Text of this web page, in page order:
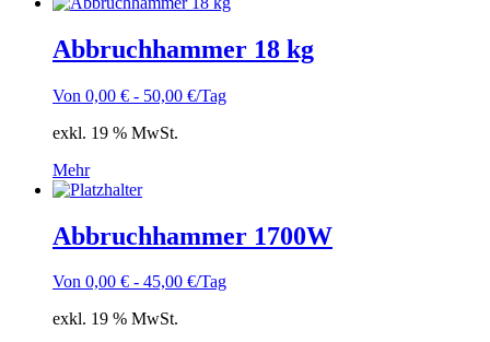
Abbruchhammer 18 kg
Von 0,00 € - 50,00 €/Tag
exkl. 19 % MwSt.
Mehr
Abbruchhammer 1700W
Von 0,00 € - 45,00 €/Tag
exkl. 19 % MwSt.